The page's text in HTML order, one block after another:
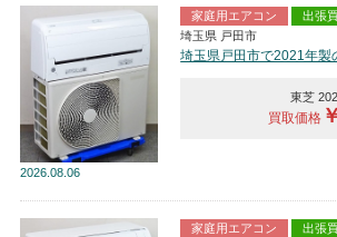
2026 08.06
家庭用エアコン
出張
埼玉県 戸田市
東芝
買取価格
家庭用エアコン
出張